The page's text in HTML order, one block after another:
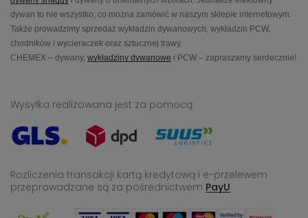
dywan to nie wszystko, co można zamówić w naszym sklepie internetowym.
Także prowadzimy sprzedaż wykładzin dywanowych, wykładzin PCW,
chodników i wycieraczek oraz sztucznej trawy.
CHEMEX – dywany, wykładziny dywanowe i PCW – zapraszamy serdecznie!
Wysyłka realizowana jest za pomocą:
Rozliczenia transakcji kartą kredytową i e-przelewem
przeprowadzane są za pośrednictwem PayU